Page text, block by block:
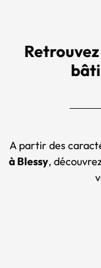
A partir des
à Blessy,